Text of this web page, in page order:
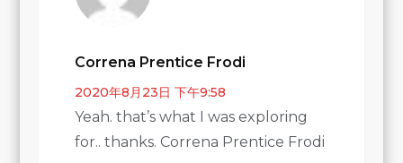
Correna Prentice Frodi
2020年8月23日 下午9:58
Yeah. that’s what I was exploring
for.. thanks. Correna Prentice Frodi